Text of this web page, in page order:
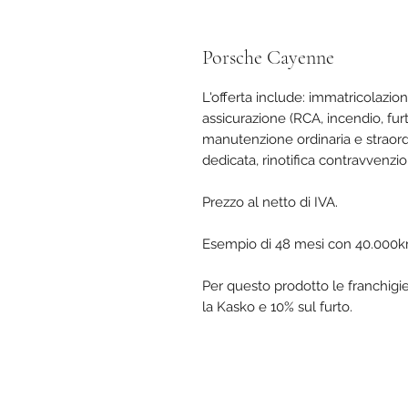
Porsche Cayenne
L'offerta include:
assicurazione (RCA, incendio,
manutenzione ordinaria e
dedicata, rinotifica
Prezzo al netto di IVA.
Esempio di 48 mesi con
Per questo prodotto le
la Kasko e 10% sul furto.